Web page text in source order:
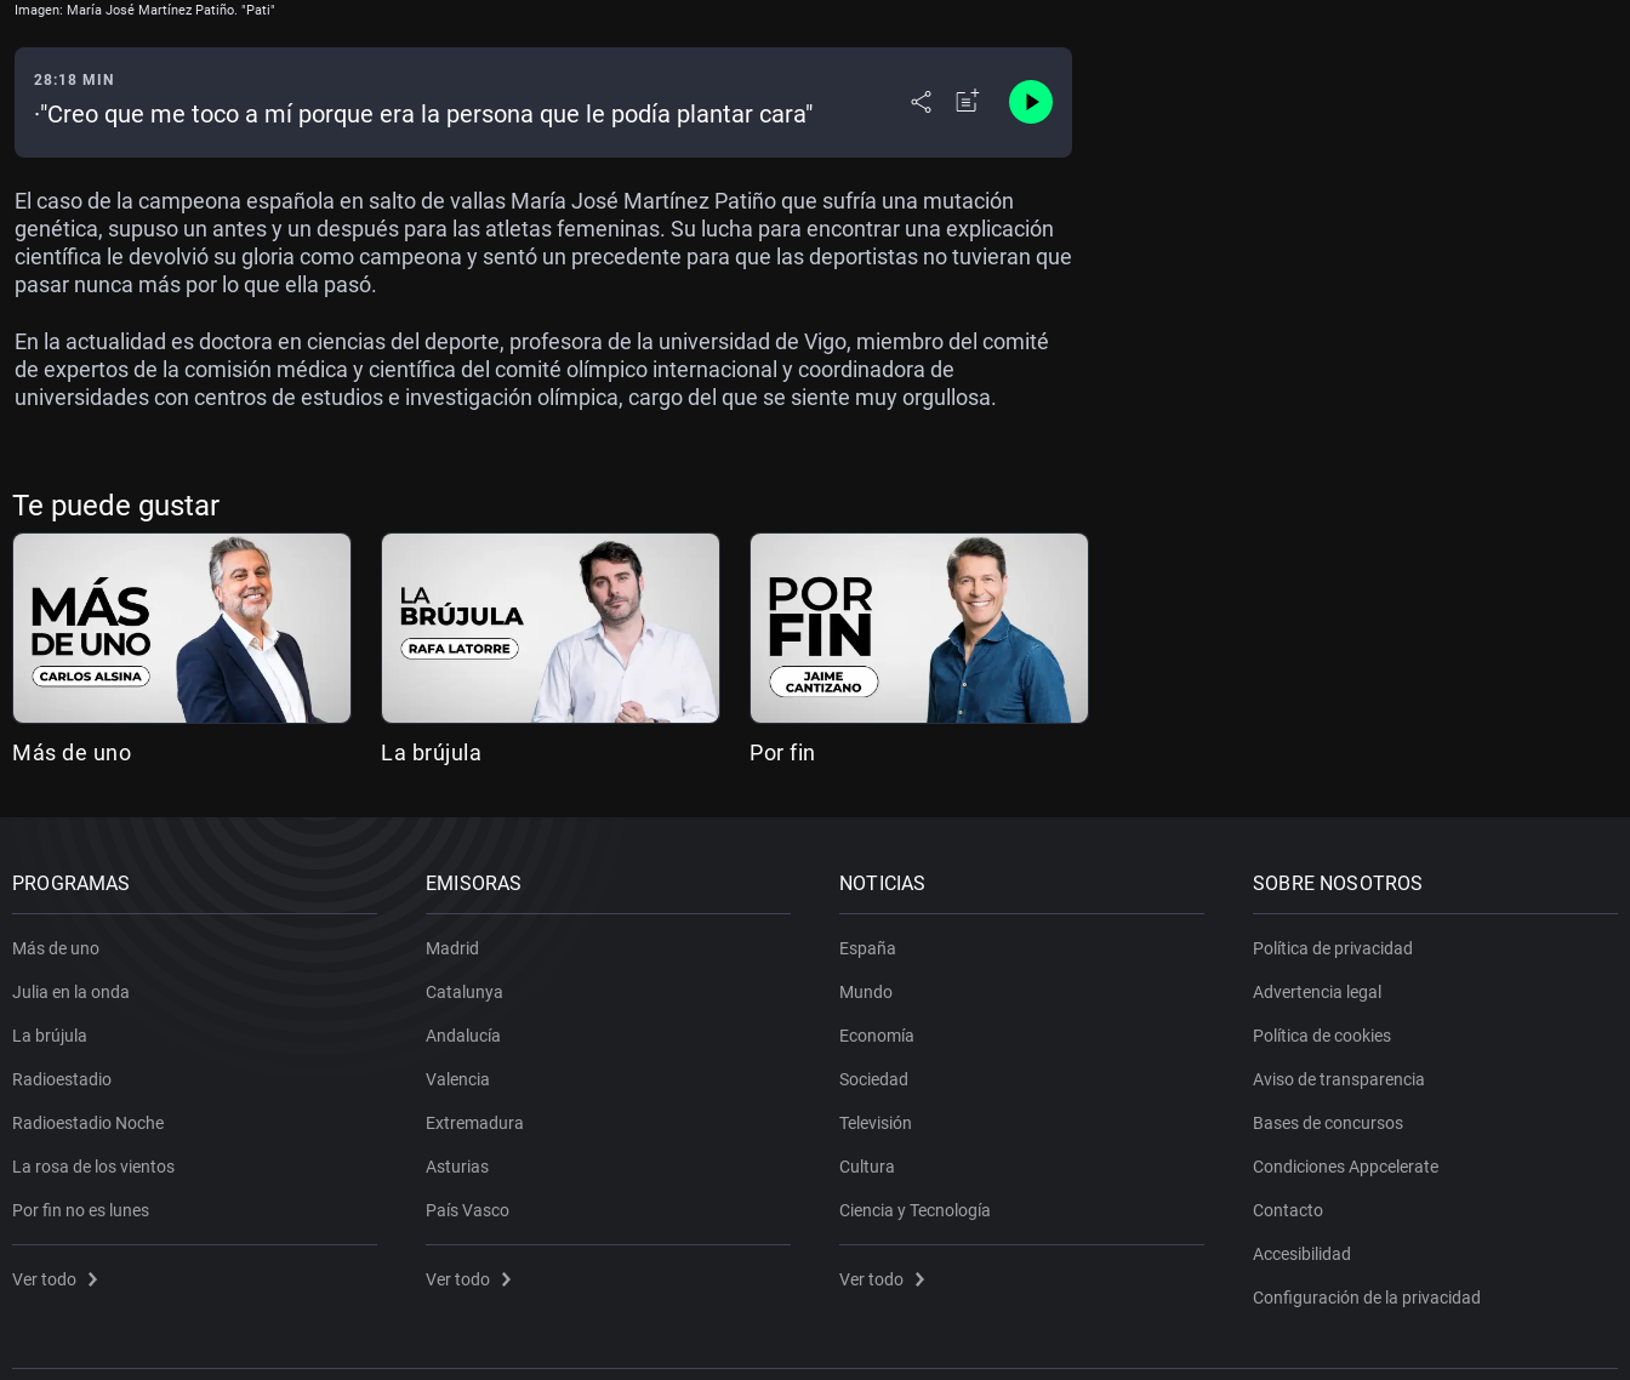
Imagen: María José Martínez Patiño. "Pati"
28:18 MIN
·"Creo que me toco a mí porque era la persona que le podía plantar cara"
El caso de la campeona española en salto de vallas María José Martínez Patiño que sufría una mutación
genética, supuso un antes y un después para las atletas femeninas. Su lucha para encontrar una explicación
científica le devolvió su gloria como campeona y sentó un precedente para que las deportistas no tuvieran que
pasar nunca más por lo que ella pasó.
En la actualidad es doctora en ciencias del deporte, profesora de la universidad de Vigo, miembro del comité
de expertos de la comisión médica y científica del comité olímpico internacional y coordinadora de
universidades con centros de estudios e investigación olímpica, cargo del que se siente muy orgullosa.
Te puede gustar
Más de uno La brújula Por fin
PROGRAMAS
Más de uno
Julia en la onda
La brújula
Radioestadio
Radioestadio Noche
La rosa de los vientos
Por fin no es lunes
Ver todo
EMISORAS
Madrid
Catalunya
Andalucía
Valencia
Extremadura
Asturias
País Vasco
Ver todo
NOTICIAS
España
Mundo
Economía
Sociedad
Televisión
Cultura
Ciencia y Tecnología
Ver todo
SOBRE NOSOTROS
Política de privacidad
Advertencia legal
Política de cookies
Aviso de transparencia
Bases de concursos
Condiciones Appcelerate
Contacto
Accesibilidad
Configuración de la privacidad